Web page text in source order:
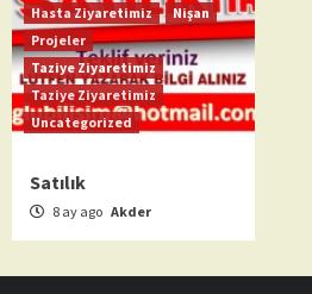
Hasta Ziyaretimiz
Nişan
Projeler
Taziye Ziyaretimiz
Taziye Ziyaretimiz
Uncategorized
Satılık
8 ay ago Akder